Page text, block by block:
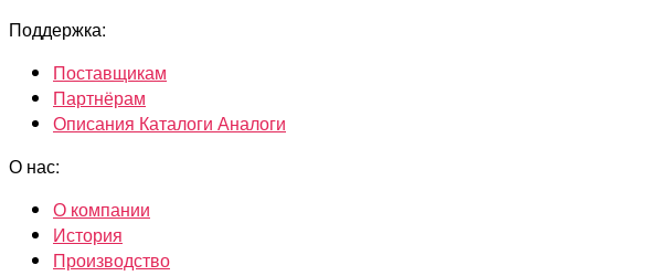
Поддержка:
Поставщикам
Партнёрам
Описания Каталоги Аналоги
О нас:
О компании
История
Производство